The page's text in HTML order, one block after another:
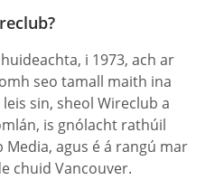
i 1973, ach ar
seo tamall maith ina
sin, sheol Wireclub a
is gnólacht rathúil
agus é á rangú mar
chuid Vancouver.